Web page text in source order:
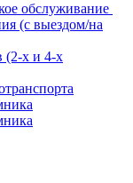
обслуживание
(с выездом/на
(2-х и 4-х